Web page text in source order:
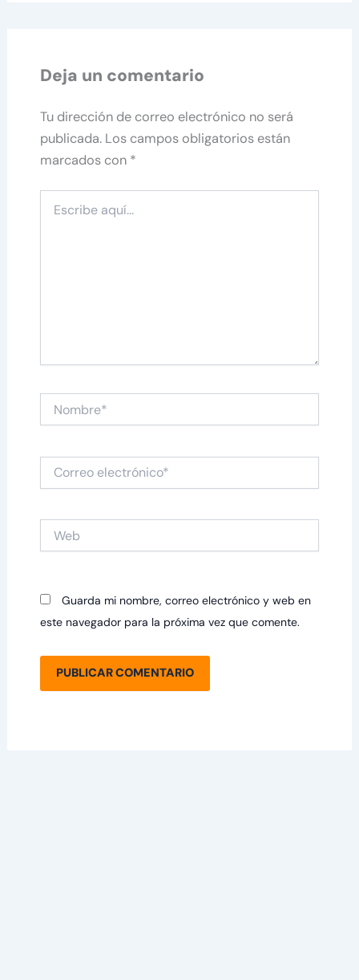
Deja un comentario
Tu dirección de correo electrónico no será
publicada. Los campos obligatorios están
marcados con *
aquí...
Correo
electrónico*
Guarda mi nombre, correo electrónico y web en
este navegador para la próxima vez que comente.